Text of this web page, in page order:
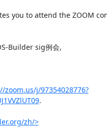
you to attend the ZOOM
Builder sig例会,
zoom.us/j/97354028776?
.
zh/>